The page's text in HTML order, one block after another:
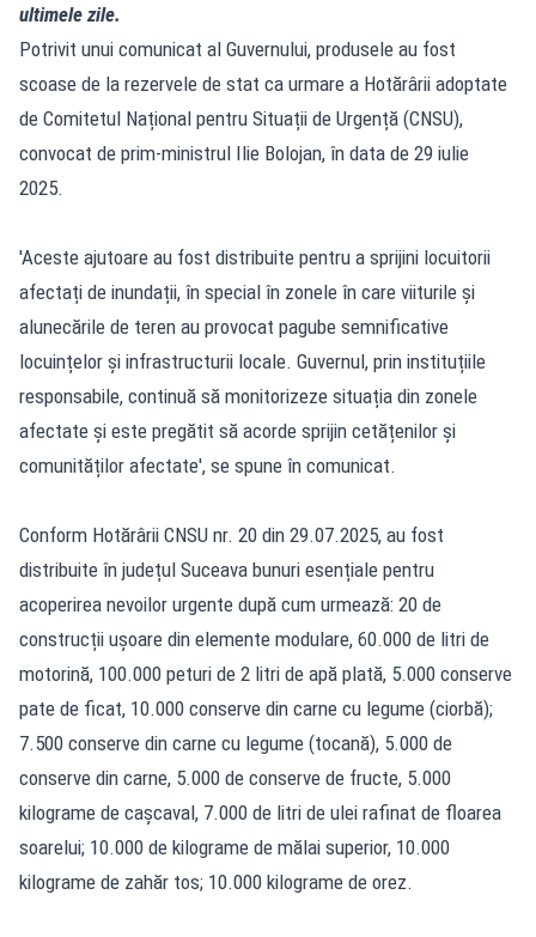
ultimele zile.
Potrivit unui comunicat al Guvernului, produsele au fost
scoase de la rezervele de stat ca urmare a Hotărârii adoptate
de Comitetul Național pentru Situații de Urgență (CNSU),
convocat de prim-ministrul Ilie Bolojan, în data de 29 iulie
2025.
'Aceste ajutoare au fost distribuite pentru a sprijini locuitorii
afectați de inundații, în special în zonele în care viiturile și
alunecările de teren au provocat pagube semnificative
locuințelor și infrastructurii locale. Guvernul, prin instituțiile
responsabile, continuă să monitorizeze situația din zonele
afectate și este pregătit să acorde sprijin cetățenilor și
comunităților afectate', se spune în comunicat.
Conform Hotărârii CNSU nr. 20 din 29.07.2025, au fost
distribuite în județul Suceava bunuri esențiale pentru
acoperirea nevoilor urgente după cum urmează: 20 de
construcții ușoare din elemente modulare, 60.000 de litri de
motorină, 100.000 peturi de 2 litri de apă plată, 5.000 conserve
pate de ficat, 10.000 conserve din carne cu legume (ciorbă);
7.500 conserve din carne cu legume (tocană), 5.000 de
conserve din carne, 5.000 de conserve de fructe, 5.000
kilograme de cașcaval, 7.000 de litri de ulei rafinat de floarea
soarelui; 10.000 de kilograme de mălai superior, 10.000
kilograme de zahăr tos; 10.000 kilograme de orez.